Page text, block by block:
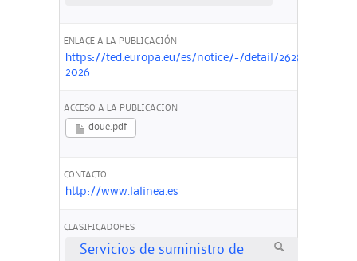
ENLACE A LA PUBLICACIÓN
https://ted.europa.eu/es/notice/-/detail/262853-
2026
ACCESO A LA PUBLICACION
doue.pdf
CONTACTO
http://www.lalinea.es
CLASIFICADORES
Servicios de suministro de